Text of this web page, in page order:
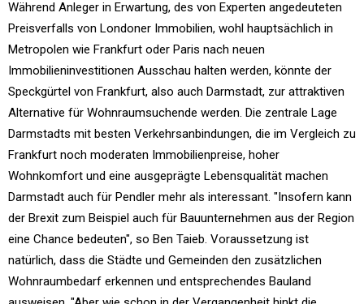
Während Anleger in Erwartung, des von Experten angedeuteten
Preisverfalls von Londoner Immobilien, wohl hauptsächlich in
Metropolen wie Frankfurt oder Paris nach neuen
Immobilieninvestitionen Ausschau halten werden, könnte der
Speckgürtel von Frankfurt, also auch Darmstadt, zur attraktiven
Alternative für Wohnraumsuchende werden. Die zentrale Lage
Darmstadts mit besten Verkehrsanbindungen, die im Vergleich zu
Frankfurt noch moderaten Immobilienpreise, hoher
Wohnkomfort und eine ausgeprägte Lebensqualität machen
Darmstadt auch für Pendler mehr als interessant. "Insofern kann
der Brexit zum Beispiel auch für Bauunternehmen aus der Region
eine Chance bedeuten", so Ben Taieb. Voraussetzung ist
natürlich, dass die Städte und Gemeinden den zusätzlichen
Wohnraumbedarf erkennen und entsprechendes Bauland